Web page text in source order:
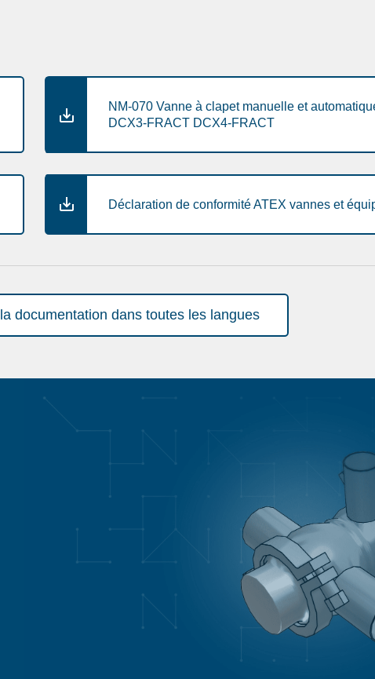
NM-070 Vanne à clapet manuelle et
DCX3-FRACT DCX4-FRACT
Déclaration de conformité ATEX vannes et
documentation dans toutes les langues